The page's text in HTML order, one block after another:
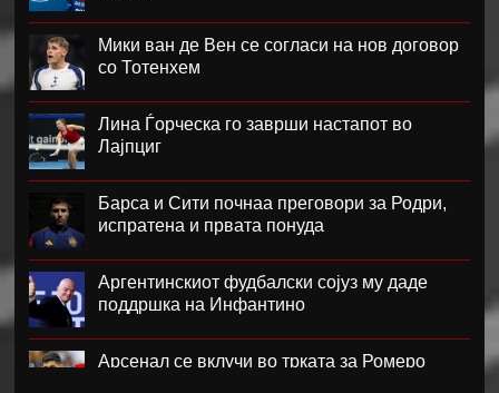
Мики ван де Вен се согласи на нов договор
со Тотенхем
Лина Ѓорческа го заврши настапот во
Лајпциг
Барса и Сити почнаа преговори за Родри,
испратена и првата понуда
Аргентинскиот фудбалски сојуз му даде
поддршка на Инфантино
Арсенал се вклучи во трката за Ромеро